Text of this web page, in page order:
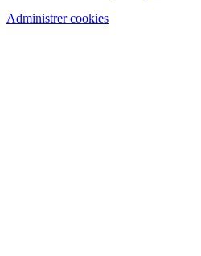
Administrer cookies